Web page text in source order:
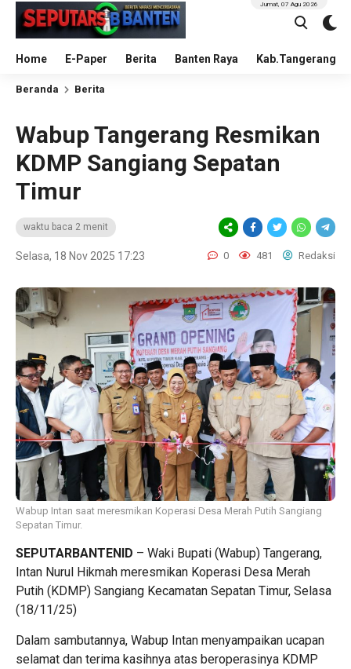
Home E-Paper Berita Banten Raya Kab.Tangerang
Jumat, 07 Agu 2026
Beranda Berita
Wabup Tangerang Resmikan
KDMP Sangiang Sepatan
Timur
waktu baca 2 menit
Selasa, 18 Nov 2025 17:23 0 481 Redaksi
Wabup Intan saat meresmikan Koperasi Desa Merah Putih Sangiang
Sepatan Timur.
SEPUTARBANTENID – Waki Bupati (Wabup) Tangerang,
Intan Nurul Hikmah meresmikan Koperasi Desa Merah
Putih (KDMP) Sangiang Kecamatan Sepatan Timur, Selasa
(18/11/25)
Dalam sambutannya, Wabup Intan menyampaikan ucapan
selamat dan terima kasihnya atas beroperasinya KDMP